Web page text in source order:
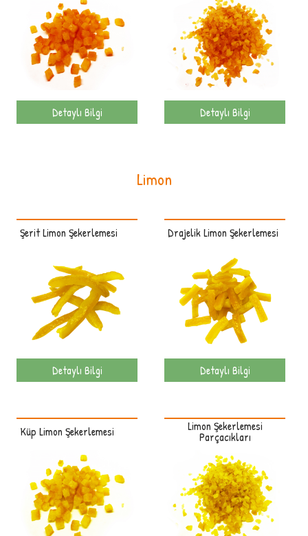
Detaylı Bilgi Detaylı Bilgi
Limon
Şerit Limon Şekerlemesi
Detaylı Bilgi
Drajelik Limon Şekerlemesi
Detaylı Bilgi
Küp Limon Şekerlemesi Limon Şekerlemesi
Parçacıkları